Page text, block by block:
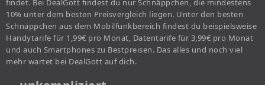
findet. Bei DealGott findest du nur Schnäppchen, die mindestens
10% unter dem besten Preisvergleich liegen. Unter den besten
Schnäppchen aus dem Mobilfunkbereich findest du beispielsweise
Handytarife für 1,99€ pro Monat, Datentarife für 3,99€ pro Monat
und auch Smartphones zu Bestpreisen. Das alles und noch viel
mehr wartet bei DealGott auf dich.